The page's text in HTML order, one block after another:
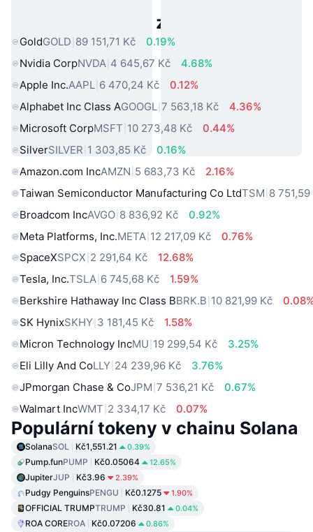
Populární aktiva z reálného světa
GoldGOLD 89 151,71 Kč
0.19%
Nvidia CorpNVDA 4 645,67 Kč
4.68%
Apple Inc.AAPL 6 470,24 Kč
0.12%
Alphabet Inc Class AGOOGL 7 563,18 Kč
4.36%
Microsoft CorpMSFT 10 273,48 Kč
0.44%
SilverSILVER 1 303,85 Kč
0.16%
Amazon.com IncAMZN 5 683,73 Kč
2.16%
Taiwan Semiconductor Manufacturing Co LtdTSM 8 751,59
Broadcom IncAVGO 8 836,92 Kč
0.92%
Meta Platforms, Inc.META 12 217,09 Kč
0.76%
SpaceXSPCX 2 291,64 Kč
12.68%
Tesla, Inc.TSLA 6 745,68 Kč
1.59%
Berkshire Hathaway Inc Class BBRK.B 10 821,99 Kč
SK HynixSKHY 3 181,45 Kč
1.58%
Micron Technology IncMU 19 299,54 Kč
3.25%
Eli Lilly And CoLLY 24 239,96 Kč
3.76%
JPmorgan Chase & CoJPM 7 536,21 Kč
0.67%
Walmart IncWMT 2 334,17 Kč 0.07%
Populární tokeny v chainu Solana
SolanaSOL Kč1,551.21 0.39%
Pump.funPUMP Kč0.05064 12.65%
JupiterJUP Kč3.96 2.39%
Pudgy PenguinsPENGU Kč0.1275 1.90%
OFFICIAL TRUMPTRUMP Kč30.81 0.04%
ROA COREROA Kč0.07206 0.86%